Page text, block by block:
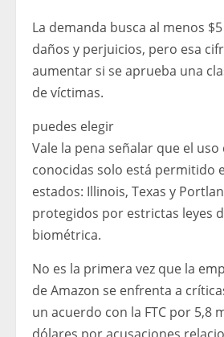
La demanda busca al menos
daños y perjuicios, pero esa
aumentar si se aprueba una
de víctimas.
puedes elegir
Vale la pena señalar que el uso
conocidas solo está permitido
estados: Illinois, Texas y
protegidos por estrictas leyes
biométrica.
No es la primera vez que la
de Amazon se enfrenta a
un acuerdo con la FTC por 5,8